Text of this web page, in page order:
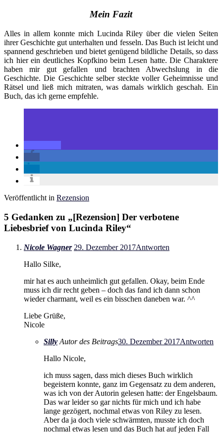
Mein Fazit
Alles in allem konnte mich Lucinda Riley über die vielen Seiten
ihrer Geschichte gut unterhalten und fesseln. Das Buch ist leicht und
spannend geschrieben und bietet genügend bildliche Details, so dass
ich hier ein deutliches Kopfkino beim Lesen hatte. Die Charaktere
haben mir gut gefallen und brachten Abwechslung in die
Geschichte. Die Geschichte selber steckte voller Geheimnisse und
Rätsel und ließ mich mitraten, was damals wirklich geschah. Ein
Buch, das ich gerne empfehle.
Veröffentlicht in Rezension
5 Gedanken zu „[Rezension] Der verbotene
Liebesbrief von Lucinda Riley“
Nicole Wagner 29. Dezember 2017Antworten
Hallo Silke,
mir hat es auch unheimlich gut gefallen. Okay, beim Ende
muss ich dir recht geben – doch das fand ich dann schon
wieder charmant, weil es ein bisschen daneben war. ^^
Liebe Grüße,
Nicole
Silly Autor des Beitrags30. Dezember 2017Antworten
Hallo Nicole,
ich muss sagen, dass mich dieses Buch wirklich
begeistern konnte, ganz im Gegensatz zu dem anderen,
was ich von der Autorin gelesen hatte: der Engelsbaum.
Das war leider so gar nichts für mich und ich habe
lange gezögert, nochmal etwas von Riley zu lesen.
Aber da ja doch viele schwärmten, musste ich doch
nochmal etwas lesen und das Buch hat auf jeden Fall